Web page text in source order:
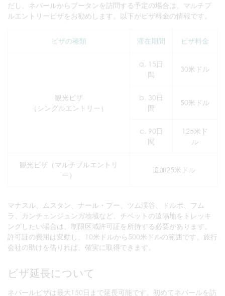
だし、ネパールからブータンを訪問する予定の場合は、マルチプ
ルエントリービザをお勧めします。以下がビザ料金の情報です。
ビザの種類 滞在期間 ビザ料金
観光ビザ
（シングルエントリー）
a. 15日
間
30米ドル
b. 30日
間
50米ドル
c. 90日
間
125米ド
ル
観光ビザ（マルチプルエントリ
ー）
追加25米ドル
マナスル、ムスタン、ナール・プー、ツム渓谷、ドルポ、フム
ラ、カンチェンジュンガ地域など、チベットの遠隔地をトレッキ
ングしたい場合は、制限区域許可証を所持する必要があります。
許可証の費用は変動し、10米ドルから500米ドルの範囲です。旅行
会社の助けを借りれば、確実に取得できます。
ビザ延長について
ネパールビザは最大150日まで延長可能です。初めてネパールを訪